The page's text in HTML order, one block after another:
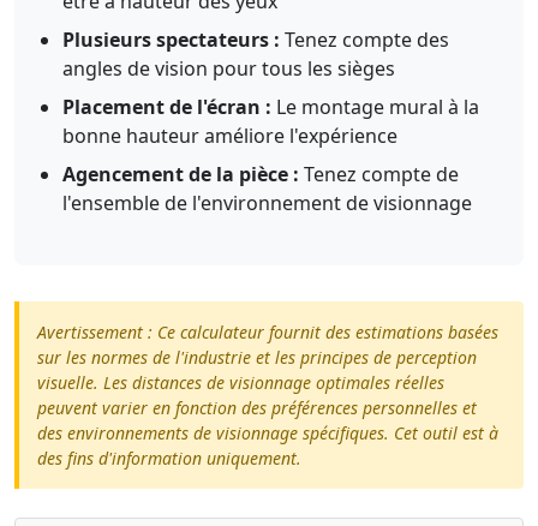
Plusieurs spectateurs : Tenez compte des
angles de vision pour tous les sièges
Placement de l'écran : Le montage mural à la
bonne hauteur améliore l'expérience
Agencement de la pièce : Tenez compte de
l'ensemble de l'environnement de visionnage
Avertissement : Ce calculateur fournit des estimations basées
sur les normes de l'industrie et les principes de perception
visuelle. Les distances de visionnage optimales réelles
peuvent varier en fonction des préférences personnelles et
des environnements de visionnage spécifiques. Cet outil est à
des fins d'information uniquement.